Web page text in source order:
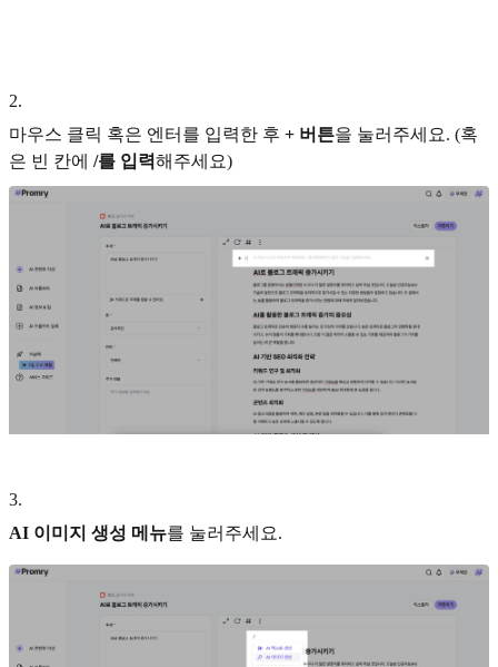
2.
마우스 클릭 혹은 엔터를 입력한 후 + 버튼을 눌러주세요. (혹
은 빈 칸에 /를 입력해주세요)
3.
AI 이미지 생성 메뉴를 눌러주세요.